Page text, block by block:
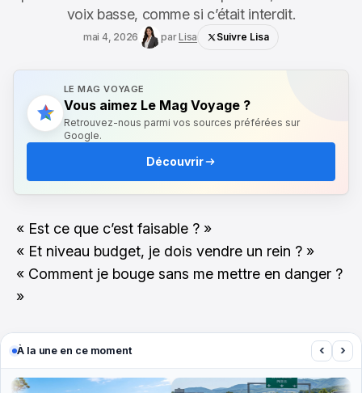
voix basse, comme si c’était interdit.
mai 4, 2026 parLisa Suivre Lisa
LE MAG VOYAGE
Vous aimez Le Mag Voyage ?
Retrouvez-nous parmi vos sources préférées sur
Google.
Découvrir
« Est ce que c’est faisable ? »
« Et niveau budget, je dois vendre un rein ? »
« Comment je bouge sans me mettre en danger ?
»
À la une en ce moment ‹ ›